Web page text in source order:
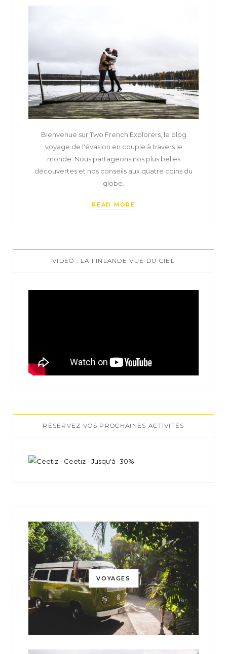
Bienvenue sur Two French Explorers, le blog
voyage de l'évasion en couple à travers le
monde. Nous partageons nos plus belles
découvertes et nos conseils aux quatre coins du
globe.
READ MORE
VIDÉO : LA FINLANDE VUE DU CIEL
RÉSERVEZ VOS PROCHAINES ACTIVITÉS
VOYAGES